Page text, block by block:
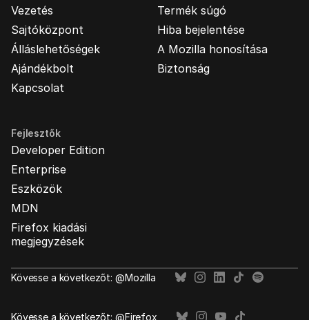
Vezetés
Sajtóközpont
Álláslehetőségek
Ajándékbolt
Kapcsolat
Termék súgó
Hiba bejelentése
A Mozilla honosítása
Biztonság
Fejlesztők
Developer Edition
Enterprise
Eszközök
MDN
Firefox kiadási
megjegyzések
Kövesse a következőt: @Mozilla
Kövesse a következőt: @Firefox